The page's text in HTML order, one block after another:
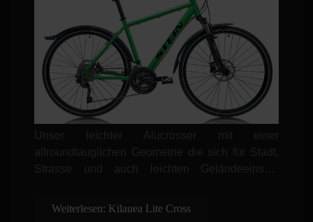
Unser leichter Alucrosser mit einer
allroundtauglichen Geometrie die sich für Stadt,
Strasse und auch leichten Geländeeinsatz
ungehinderten Fahrspass in allen Situationen.
Weiterlesen: Kilauea Lite Cross